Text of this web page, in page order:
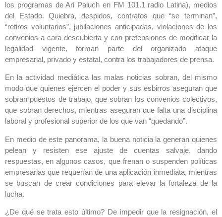
los programas de Ari Paluch en FM 101.1 radio Latina), medios
del Estado. Quiebra, despidos, contratos que “se terminan”,
“retiros voluntarios”, jubilaciones anticipadas, violaciones de los
convenios a cara descubierta y con pretensiones de modificar la
legalidad vigente, forman parte del organizado ataque
empresarial, privado y estatal, contra los trabajadores de prensa.
En la actividad mediática las malas noticias sobran, del mismo
modo que quienes ejercen el poder y sus esbirros aseguran que
sobran puestos de trabajo, que sobran los convenios colectivos,
que sobran derechos, mientras aseguran que falta una disciplina
laboral y profesional superior de los que van “quedando”.
En medio de este panorama, la buena noticia la generan quienes
pelean y resisten ese ajuste de cuentas salvaje, dando
respuestas, en algunos casos, que frenan o suspenden políticas
empresarias que requerían de una aplicación inmediata, mientras
se buscan de crear condiciones para elevar la fortaleza de la
lucha.
¿De qué se trata esto último? De impedir que la resignación, el